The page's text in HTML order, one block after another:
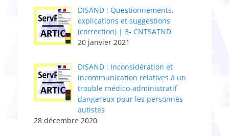
DISAND : Questionnements,
explications et suggestions
(correction) | 3- CNTSATND
20 janvier 2021
DISAND : Inconsidération et
incommunication relatives à un
trouble médico-administratif
dangereux pour les personnes
autistes
28 décembre 2020